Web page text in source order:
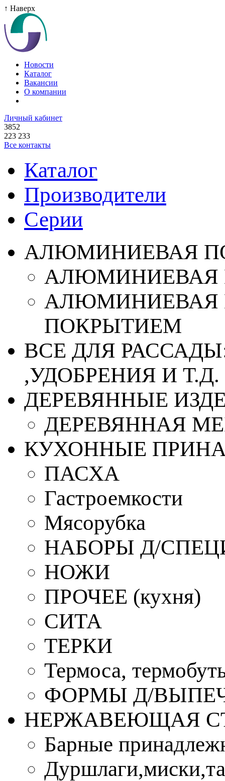
↑ Наверх
Новости
Каталог
Вакансии
О компании
Личный кабинет
3852
223 233
Все контакты
Каталог
Производители
Серии
АЛЮМИНИЕВАЯ
АЛЮМИНИЕВАЯ
АЛЮМИНИЕВАЯ
ПОКРЫТИЕМ
ВСЕ ДЛЯ
,УДОБРЕНИЯ И Т.Д.
ДЕРЕВЯННЫЕ
ДЕРЕВЯННАЯ
КУХОННЫЕ
ПАСХА
Гастроемкости
Мясорубка
НАБОРЫ Д/
НОЖИ
ПРОЧЕЕ (кухня)
СИТА
ТЕРКИ
Термоса,
ФОРМЫ Д/
НЕРЖАВЕЮЩАЯ
Барные